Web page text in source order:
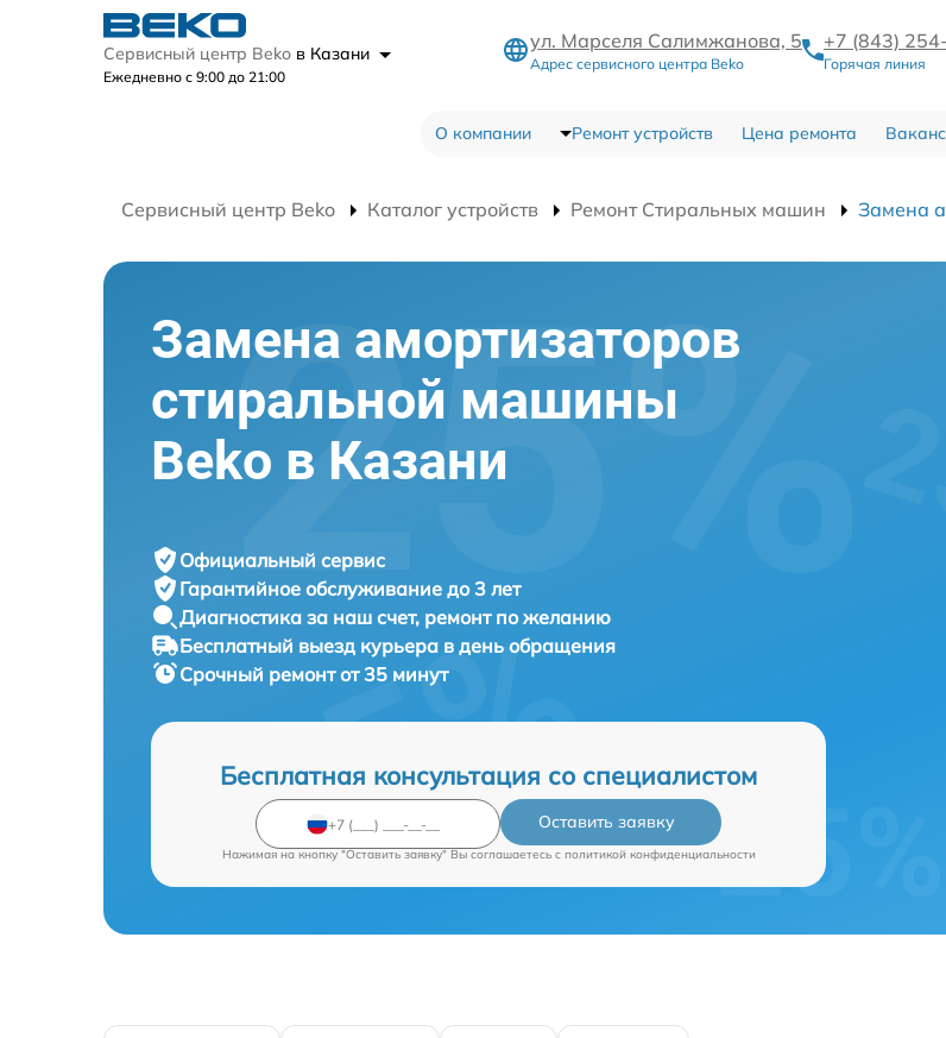
Сервисный центр Beko в Казани
Ежедневно с 9:00 до 21:00
ул. Марселя Салимжанова, 5
Адрес сервисного центра Beko
+7 (843)
Горячая линия
О компании Ремонт устройств Цена ремонта
Сервисный центр Beko Каталог устройств Ремонт Стиральных машин Замена
Замена амортизаторов
стиральной машины
Beko в Казани
Официальный сервис
Гарантийное обслуживание до 3 лет
Диагностика за наш счет, ремонт по желанию
Бесплатный выезд курьера в день обращения
Срочный ремонтот 35 минут
Бесплатная консультация со специалистом
Оставить заявку
Нажимая на кнопку "Оставить заявку" Вы соглашаетесь c политикой конфиденциальности